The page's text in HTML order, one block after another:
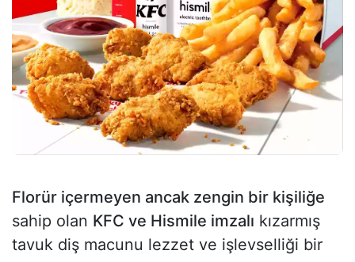
Florür içermeyen ancak zengin bir kişiliğe
sahip olan KFC ve Hismile imzalı kızarmış
tavuk diş macunu lezzet ve işlevselliği bir